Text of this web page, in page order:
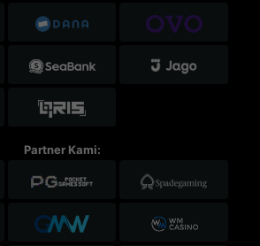
Partner Kami: